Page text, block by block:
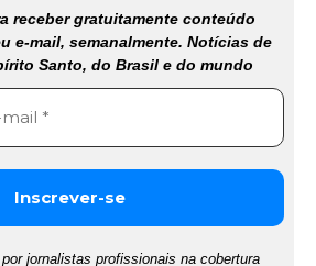
receber gratuitamente conteúdo
e-mail, semanalmente. Notícias de
Santo, do Brasil e do mundo
jornalistas profissionais na cobertura